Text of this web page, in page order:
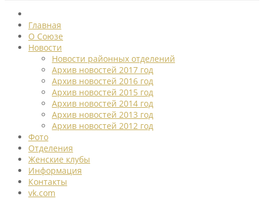
Главная
О Союзе
Новости
Новости районных отделений
Архив новостей 2017 год
Архив новостей 2016 год
Архив новостей 2015 год
Архив новостей 2014 год
Архив новостей 2013 год
Архив новостей 2012 год
Фото
Отделения
Женские клубы
Информация
Контакты
vk.com